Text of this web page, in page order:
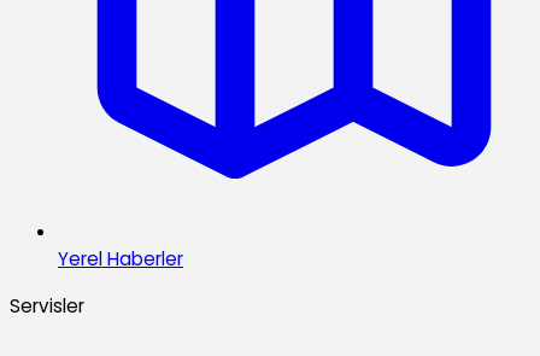
Yerel Haberler
Servisler